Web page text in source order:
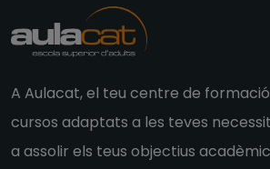
A Aulacat, el teu centre de
cursos adaptats a les teves
a assolir els teus objectius